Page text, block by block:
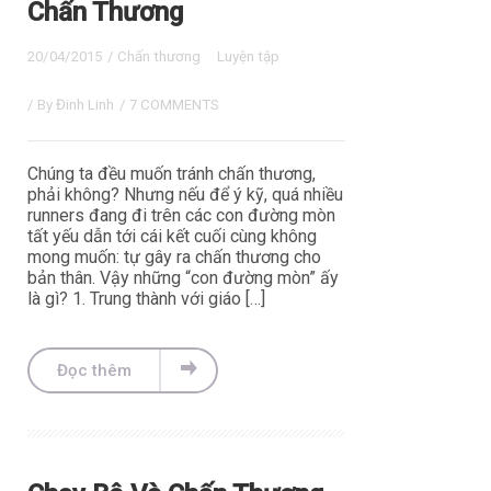
Chấn Thương
20/04/2015 / Chấn thương Luyện tập
/ By Đinh Linh / 7 COMMENTS
Chúng ta đều muốn tránh chấn thương,
phải không? Nhưng nếu để ý kỹ, quá nhiều
runners đang đi trên các con đường mòn
tất yếu dẫn tới cái kết cuối cùng không
mong muốn: tự gây ra chấn thương cho
bản thân. Vậy những “con đường mòn” ấy
là gì? 1. Trung thành với giáo […]
Đọc thêm